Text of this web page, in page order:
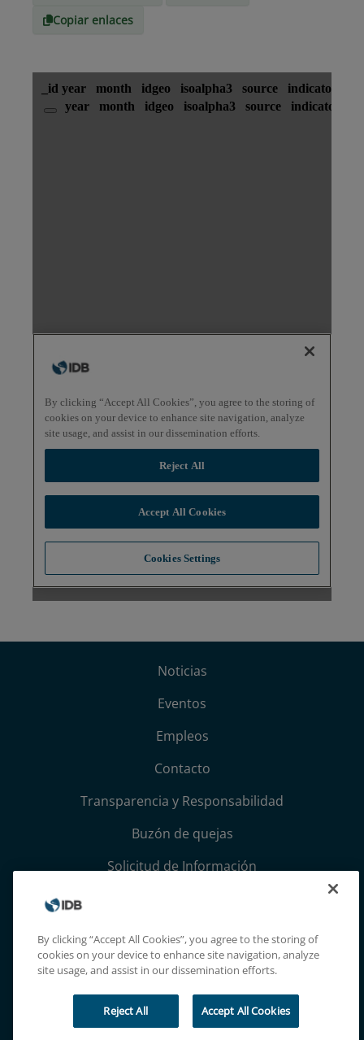
Copiar enlaces
Noticias
Eventos
Empleos
Contacto
Transparencia y Responsabilidad
Buzón de quejas
Solicitud de Información
Términos, condiciones y aviso de privacidad
Extranet
By clicking “Accept All Cookies”, you agree to the storing of
cookies on your device to enhance site navigation, analyze
site usage, and assist in our dissemination efforts.
Reject All Accept All Cookies